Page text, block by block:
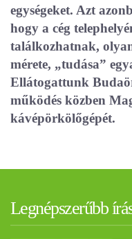
egységeket. Azt
hogy a cég
találkozhatnak,
mérete, „tudása”
Ellátogattunk
működés közben
kávépörkölőgépét.
Legnépszerűbb